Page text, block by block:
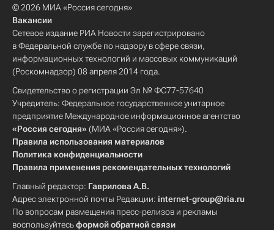
© 2026 МИА «Россия сегодня»
Вакансии
Сетевое издание РИА Новости зарегистрировано
в Федеральной службе по надзору в сфере связи,
информационных технологий и массовых коммуникаций
(Роскомнадзор) 08 апреля 2014 года.
Свидетельство о регистрации Эл № ФС77-57640
Учредитель: Федеральное государственное унитарное
предприятие Международное информационное агентство
«Россия сегодня» (МИА «Россия сегодня»).
Правила использования материалов
Политика конфиденциальности
Правила применения рекомендательных технологий
Главный редактор: Гаврилова А.В.
Адрес электронной почты Редакции: internet-group@ria.ru
По вопросам размещения пресс-релизов и рекламы
воспользуйтесьформой обратной связи